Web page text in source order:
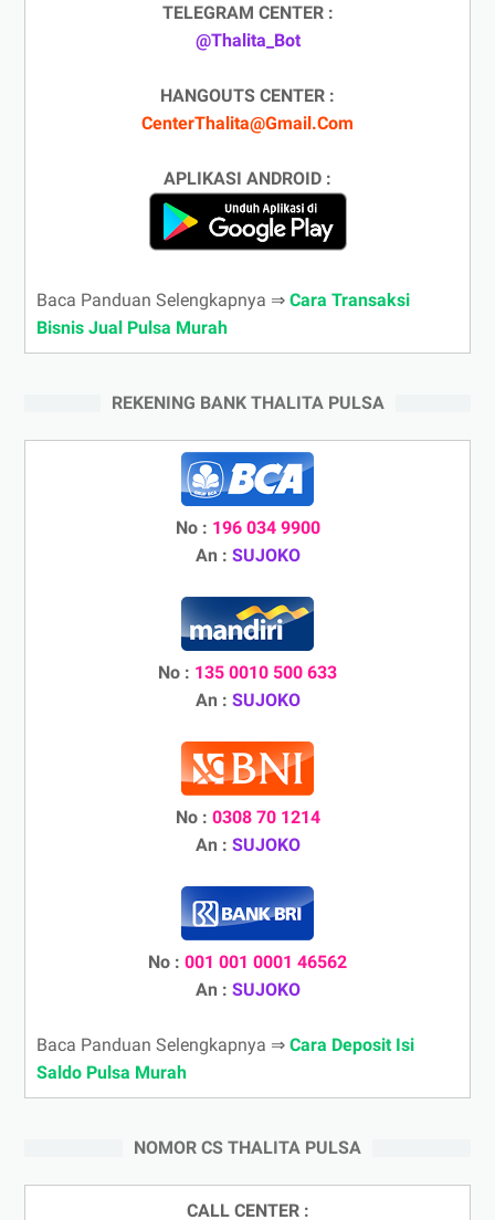
TELEGRAM CENTER :
@Thalita_Bot
HANGOUTS CENTER :
CenterThalita@Gmail.Com
APLIKASI ANDROID :
Baca Panduan Selengkapnya ⇒ Cara Transaksi
Bisnis Jual Pulsa Murah
REKENING BANK THALITA PULSA
No : 196 034 9900
An : SUJOKO
No : 135 0010 500 633
An : SUJOKO
No : 0308 70 1214
An : SUJOKO
No : 001 001 0001 46562
An : SUJOKO
Baca Panduan Selengkapnya ⇒ Cara Deposit Isi
Saldo Pulsa Murah
NOMOR CS THALITA PULSA
CALL CENTER :